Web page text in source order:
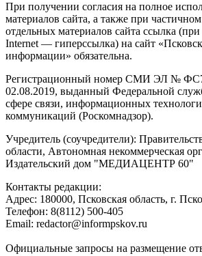
При получении согласия на полное
материалов сайта, а также при
отдельных материалов сайта ссылка
Internet — гиперссылка) на сайт
информации» обязательна.
Регистрационный номер СМИ ЭЛ №
02.08.2019, выданный Федеральной
сфере связи, информационных
коммуникаций (Роскомнадзор).
Учредитель (соучредители):
области, Автономная некоммерческая
Издательский дом "МЕДИАЦЕНТР 60"
Контакты редакции:
Адреc: 180000, Псковская область, г.
Телефон: 8(8112) 500-405
Email: redactor@informpskov.ru
Официальные запросы на размещение